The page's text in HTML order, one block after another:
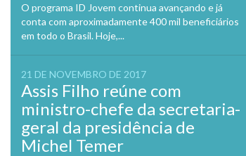
O programa ID Jovem continua avançando e já
conta com aproximadamente 400 mil beneficiários
em todo o Brasil. Hoje,...
21 DE NOVEMBRO DE 2017
Assis Filho reúne com
ministro-chefe da secretaria-
geral da presidência de
Michel Temer